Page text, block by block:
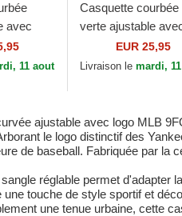
avec
Pop
11 aout
Casquette courbée
verte ajustable
logo vert 9FORTY
Outline New York
EUR 25,95
Livraison lemardi,
ajustable avec logo MLB
le logo distinctif des
de baseball. Fabriquée par la
réglable permet d'adapter
une touche de style sportif et
une tenue urbaine, cette